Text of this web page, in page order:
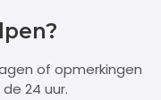
of opmerkingen
24 uur.